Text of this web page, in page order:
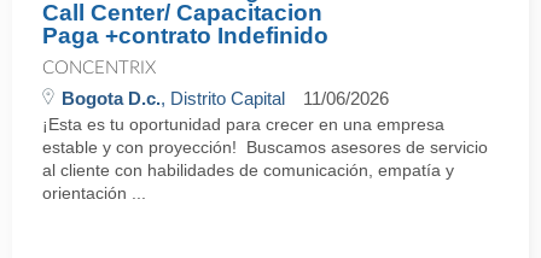
Call Center/ Capacitacion
Paga +contrato Indefinido
CONCENTRIX
Bogota D.c., Distrito Capital 11/06/2026
¡Esta es tu oportunidad para crecer en una empresa
estable y con proyección! Buscamos asesores de servicio
al cliente con habilidades de comunicación, empatía y
orientación ...